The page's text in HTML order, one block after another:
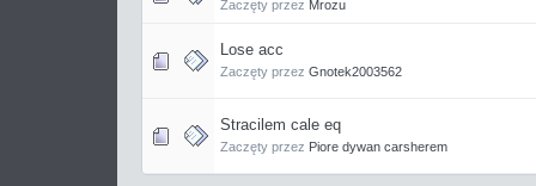
Zaczęty przez Mrozu
Lose acc
Zaczęty przez Gnotek2003562
Stracilem cale eq
Zaczęty przez Piore dywan carsherem